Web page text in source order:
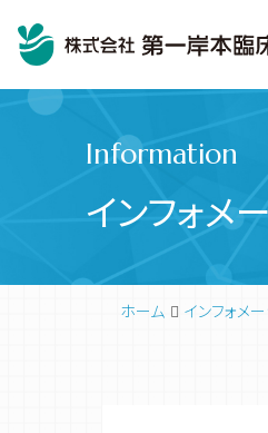
臨
代
Information
インフォメ
ホーム インフォメ